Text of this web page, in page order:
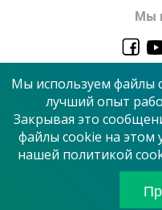
Мы
© 2026
Мы используем файлы
лучший опыт
Закрывая это
файлы cookie на этом
нашей политикой